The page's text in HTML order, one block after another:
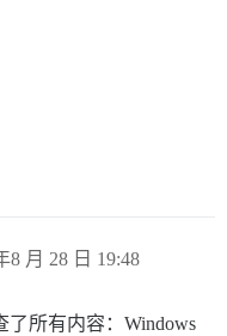
8 月 28 日 19:48
所有内容：Windows